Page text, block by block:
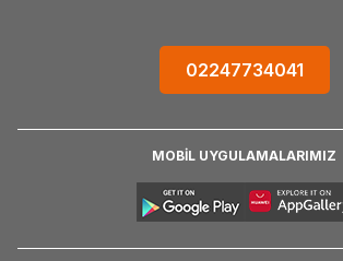
02247734041
MOBİL UYGULAMALARIMIZ